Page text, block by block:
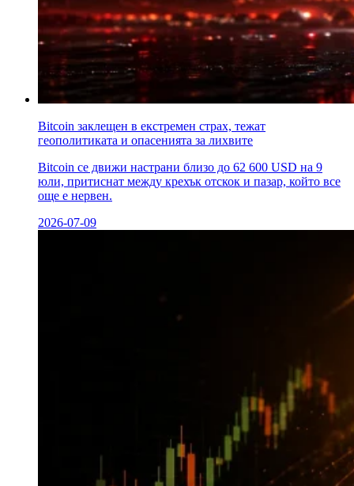
Bitcoin заклещен в екстремен страх, тежат
геополитиката и опасенията за лихвите
Bitcoin се движи настрани близо до 62 600 USD на 9
юли, притиснат между крехък отскок и пазар, който все
още е нервен.
2026-07-09